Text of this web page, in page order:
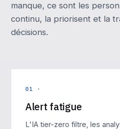
manque, ce sont les
continu, la priorisent et la
décisions.
01 ·
Alert fatigue
L'IA tier-zero filtre, les